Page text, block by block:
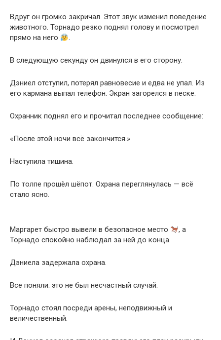
Вдруг он громко закричал. Этот звук изменил поведение
животного. Торнадо резко поднял голову и посмотрел
прямо на него
.
В следующую секунду он двинулся в его сторону.
Дэниел отступил, потерял равновесие и едва не упал. Из
его кармана выпал телефон. Экран загорелся в песке.
Охранник поднял его и прочитал последнее сообщение:
«После этой ночи всё закончится.»
Наступила тишина.
По толпе прошёл шёпот. Охрана переглянулась — всё
стало ясно.
Маргарет быстро вывели в безопасное место
, а
Торнадо спокойно наблюдал за ней до конца.
Дэниела задержала охрана.
Все поняли: это не был несчастный случай.
Торнадо стоял посреди арены, неподвижный и
величественный.